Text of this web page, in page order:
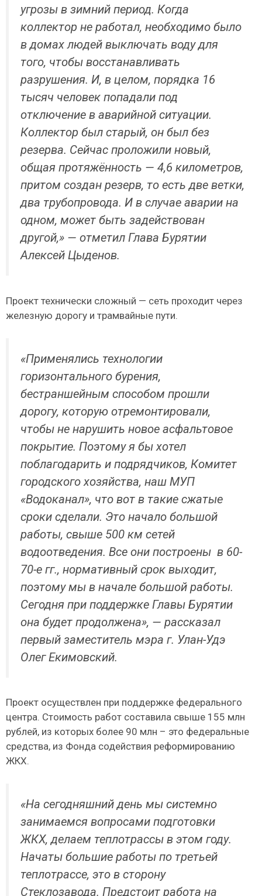
угрозы в зимний период. Когда
коллектор не работал, необходимо было
в домах людей выключать воду для
того, чтобы восстанавливать
разрушения. И, в целом, порядка 16
тысяч человек попадали под
отключение в аварийной ситуации.
Коллектор был старый, он был без
резерва. Сейчас проложили новый,
общая протяжённость — 4,6 километров,
притом создан резерв, то есть две ветки,
два трубопровода. И в случае аварии на
одном, может быть задействован
другой,» — отметил Глава Бурятии
Алексей Цыденов.
Проект технически сложный — сеть проходит через
железную дорогу и трамвайные пути.
«Применялись технологии
горизонтального бурения,
бестраншейным способом прошли
дорогу, которую отремонтировали,
чтобы не нарушить новое асфальтовое
покрытие. Поэтому я бы хотел
поблагодарить и подрядчиков, Комитет
городского хозяйства, наш МУП
«Водоканал», что вот в такие сжатые
сроки сделали. Это начало большой
работы, свыше 500 км сетей
водоотведения. Все они построены в 60-
70-е гг., нормативный срок выходит,
поэтому мы в начале большой работы.
Сегодня при поддержке Главы Бурятии
она будет продолжена», — рассказал
первый заместитель мэра г. Улан-Удэ
Олег Екимовский.
Проект осуществлен при поддержке федерального
центра. Стоимость работ составила свыше 155 млн
рублей, из которых более 90 млн – это федеральные
средства, из Фонда содействия реформированию
ЖКХ.
«На сегодняшний день мы системно
занимаемся вопросами подготовки
ЖКХ, делаем теплотрассы в этом году.
Начаты большие работы по третьей
теплотрассе, это в сторону
Стеклозавода. Предстоит работа на